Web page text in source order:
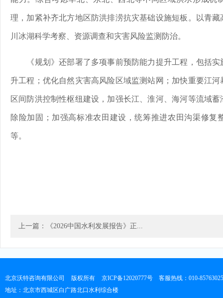
理，加紧补齐北方地区防洪排涝抗灾基础设施短板。以青
川冰湖科学考察、资源调查和灾害风险监测防治。
《规划》还部署了多项事前预防能力提升工程，包括实
升工程；优化自然灾害高风险区域监测站网；加快重要江
区间防洪控制性枢纽建设，加强长江、淮河、海河等流域
除险加固；加强高标准农田建设，统筹推进农田沟渠修复
等。
上一篇：《2026中国水利发展报告》正...
北京沃特咨询有限公司 版权所有 京ICP备12020777号 客服热线：010-85763025
地址：北京市西城区白广路北口水利综合楼